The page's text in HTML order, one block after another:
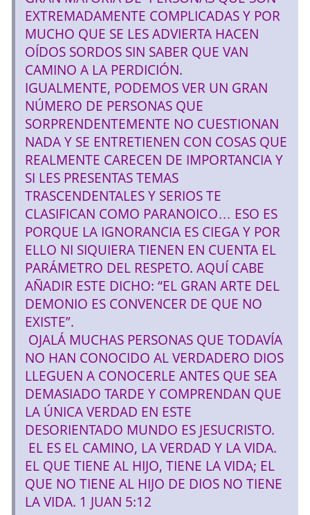
EXTREMADAMENTE COMPLICADAS Y POR
MUCHO QUE SE LES ADVIERTA HACEN
OÍDOS SORDOS SIN SABER QUE VAN
CAMINO A LA PERDICIÓN.
IGUALMENTE, PODEMOS VER UN GRAN
NÚMERO DE PERSONAS QUE
SORPRENDENTEMENTE NO CUESTIONAN
NADA Y SE ENTRETIENEN CON COSAS QUE
REALMENTE CARECEN DE IMPORTANCIA Y
SI LES PRESENTAS TEMAS
TRASCENDENTALES Y SERIOS TE
CLASIFICAN COMO PARANOICO… ESO ES
PORQUE LA IGNORANCIA ES CIEGA Y POR
ELLO NI SIQUIERA TIENEN EN CUENTA EL
PARÁMETRO DEL RESPETO. AQUÍ CABE
AÑADIR ESTE DICHO: “EL GRAN ARTE DEL
DEMONIO ES CONVENCER DE QUE NO
EXISTE”.
OJALÁ MUCHAS PERSONAS QUE TODAVÍA
NO HAN CONOCIDO AL VERDADERO DIOS
LLEGUEN A CONOCERLE ANTES QUE SEA
DEMASIADO TARDE Y COMPRENDAN QUE
LA ÚNICA VERDAD EN ESTE
DESORIENTADO MUNDO ES JESUCRISTO.
EL ES EL CAMINO, LA VERDAD Y LA VIDA.
EL QUE TIENE AL HIJO, TIENE LA VIDA; EL
QUE NO TIENE AL HIJO DE DIOS NO TIENE
LA VIDA. 1 JUAN 5:12